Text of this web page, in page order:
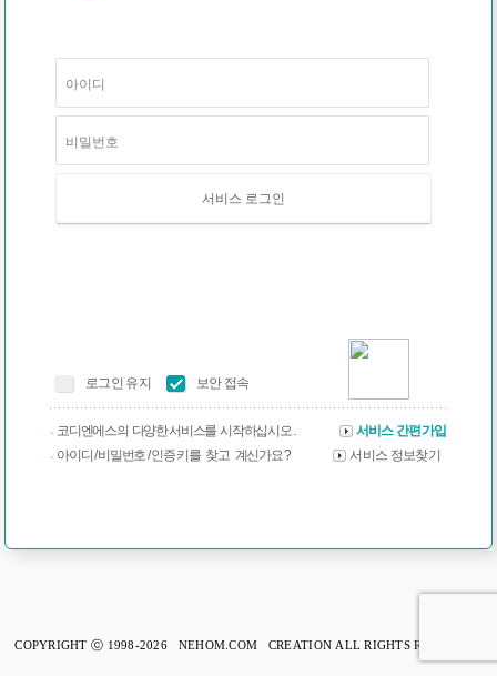
서비스 로그인
로그인 유지 보안 접속
코디엔에스의 다양한 서비스를 시작하십시오 .
서비스 간편가입
아이디 / 비밀번호 / 인증 키를 찾고 계신가요 ?
서비스 정보찾기
COPYRIGHT ⓒ 1998-2026 NEHOM.COM CREATION ALL RIGHTS RESERVED.